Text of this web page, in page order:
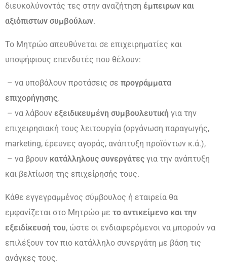
διευκολύνοντάς τες στην αναζήτηση έμπειρων και
αξιόπιστων συμβούλων.
Το Μητρώο απευθύνεται σε επιχειρηματίες και
υποψήφιους επενδυτές που θέλουν:
– να υποβάλουν προτάσεις σε προγράμματα
επιχορήγησης,
– να λάβουν εξειδικευμένη συμβουλευτική για την
επιχειρησιακή τους λειτουργία (οργάνωση παραγωγής,
marketing, έρευνες αγοράς, ανάπτυξη προϊόντων κ.ά.),
– να βρουν κατάλληλους συνεργάτες για την ανάπτυξη
και βελτίωση της επιχείρησής τους.
Κάθε εγγεγραμμένος σύμβουλος ή εταιρεία θα
εμφανίζεται στο Μητρώο με το αντικείμενο και την
εξειδίκευσή του, ώστε οι ενδιαφερόμενοι να μπορούν να
επιλέξουν τον πιο κατάλληλο συνεργάτη με βάση τις
ανάγκες τους.